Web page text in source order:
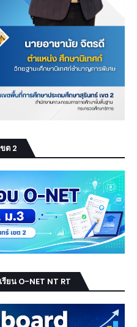
ต 2
ยน O-NET NT RT